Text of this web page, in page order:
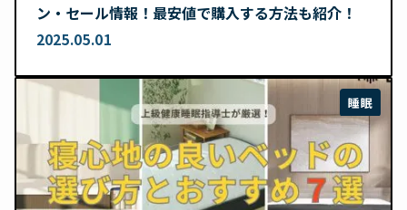
ン・セール情報！最安値で購入する方法も紹介！
2025.05.01
睡眠